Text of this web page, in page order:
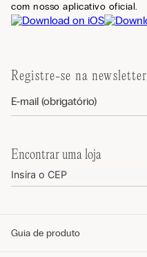
com nosso aplicativo oficial.
Registre-se na newsletter
Encontrar uma loja
Guia de produto